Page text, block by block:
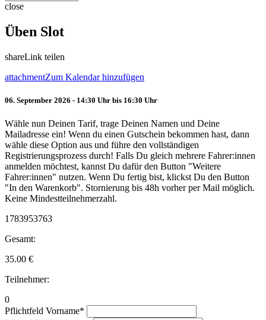
close
Üben Slot
shareLink teilen
attachmentZum Kalendar hinzufügen
06. September 2026 - 14:30 Uhr bis 16:30 Uhr
Wähle nun Deinen Tarif, trage Deinen Namen und Deine
Mailadresse ein! Wenn du einen Gutschein bekommen hast, dann
wähle diese Option aus und führe den vollständigen
Registrierungsprozess durch! Falls Du gleich mehrere Fahrer:innen
anmelden möchtest, kannst Du dafür den Button "Weitere
Fahrer:innen" nutzen. Wenn Du fertig bist, klickst Du den Button
"In den Warenkorb". Stornierung bis 48h vorher per Mail möglich.
Keine Mindestteilnehmerzahl.
1783953763
Gesamt:
35.00 €
Teilnehmer:
0
Pflichtfeld Vorname*